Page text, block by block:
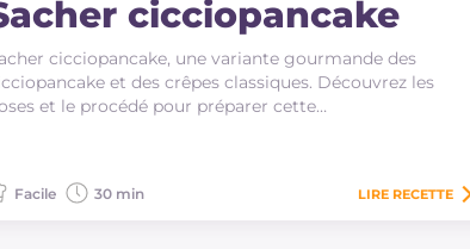
cicciopancake
cicciopancake, une variante gourmande des
et des crêpes classiques. Découvrez les
et le procédé pour préparer cette…
Facile 30 min LIRE RECETTE